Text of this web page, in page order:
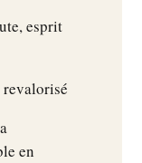
esprit
en